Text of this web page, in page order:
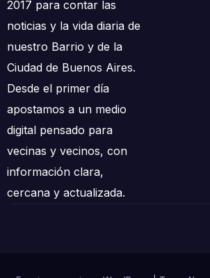
2017 para contar las
noticias y la vida diaria de
nuestro Barrio y de la
Ciudad de Buenos Aires.
Desde el primer día
apostamos a un medio
digital pensado para
vecinas y vecinos, con
información clara,
cercana y actualizada.